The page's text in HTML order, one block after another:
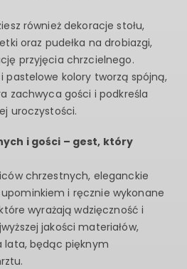
również dekoracje stołu,
oraz pudełka na drobiazgi,
przyjęcia chrzcielnego.
pastelowe kolory tworzą spójną,
zachwyca gości i podkreśla
uroczystości.
i gości – gest, który
chrzestnych, eleganckie
i ręcznie wykonane
wyrażają wdzięczność i
jakości materiałów,
lata, będąc pięknym